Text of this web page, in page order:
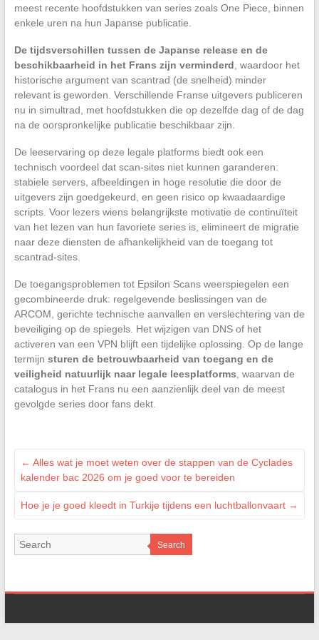
meest recente hoofdstukken van series zoals One Piece, binnen
enkele uren na hun Japanse publicatie.
De tijdsverschillen tussen de Japanse release en de
beschikbaarheid in het Frans zijn verminderd, waardoor het
historische argument van scantrad (de snelheid) minder
relevant is geworden. Verschillende Franse uitgevers publiceren
nu in simultrad, met hoofdstukken die op dezelfde dag of de dag
na de oorspronkelijke publicatie beschikbaar zijn.
De leeservaring op deze legale platforms biedt ook een
technisch voordeel dat scan-sites niet kunnen garanderen:
stabiele servers, afbeeldingen in hoge resolutie die door de
uitgevers zijn goedgekeurd, en geen risico op kwaadaardige
scripts. Voor lezers wiens belangrijkste motivatie de continuïteit
van het lezen van hun favoriete series is, elimineert de migratie
naar deze diensten de afhankelijkheid van de toegang tot
scantrad-sites.
De toegangsproblemen tot Epsilon Scans weerspiegelen een
gecombineerde druk: regelgevende beslissingen van de
ARCOM, gerichte technische aanvallen en verslechtering van de
beveiliging op de spiegels. Het wijzigen van DNS of het
activeren van een VPN blijft een tijdelijke oplossing. Op de lange
termijn sturen de betrouwbaarheid van toegang en de
veiligheid natuurlijk naar legale leesplatforms, waarvan de
catalogus in het Frans nu een aanzienlijk deel van de meest
gevolgde series door fans dekt.
← Alles wat je moet weten over de stappen van de Cyclades
kalender bac 2026 om je goed voor te bereiden
Hoe je je goed kleedt in Turkije tijdens een luchtballonvaart →
Search